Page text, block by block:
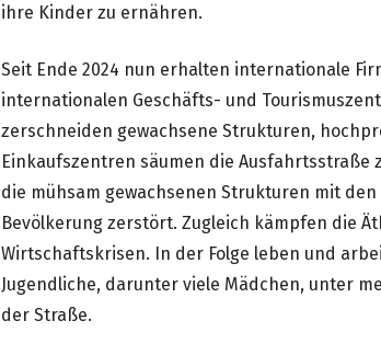
ihre Kinder zu ernähren.
Seit Ende 2024 nun erhalten internationale
internationalen Geschäfts- und
zerschneiden gewachsene Strukturen,
Einkaufszentren säumen die Ausfahrtsstraße
die mühsam gewachsenen Strukturen mit
Bevölkerung zerstört. Zugleich kämpfen die
Wirtschaftskrisen. In der Folge leben und
Jugendliche, darunter viele Mädchen, unter
der Straße.